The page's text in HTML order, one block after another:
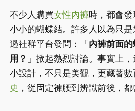
不少人購買女性內褲時，都會
小小的蝴蝶結。許多人以為只
過社群平台發問：「內褲前面
用？ 」掀起熱烈討論。事實上
小設計，不只是美觀，更藏著
史 ，從固定褲腰到辨識前後，都